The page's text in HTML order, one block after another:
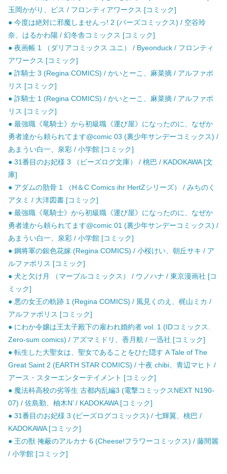
玉岡かがり、ビス / フロンティアワークス [コミック]
● 今度は絶対に邪魔しませんっ! 2 (バーズコミックス) / 空谷玲
奈、はるかわ陽 / 幻冬舎コミックス [コミック]
● 夜画帳 1 （ダリアコミックス ユニ） / Byeonduck / フロンティ
アワークス [コミック]
● 詐騎士 3 (Regina COMICS) / かいとーこ、麻菜摘 / アルファポ
リス [コミック]
● 詐騎士 1 (Regina COMICS) / かいとーこ、麻菜摘 / アルファポ
リス [コミック]
● 最強職《竜騎士》から初級職《運び屋》になったのに、なぜか
勇者達から頼られてます@comic 03 (裏少年サンデーコミックス) /
あまうい白一、泉彩 / 小学館 [コミック]
● 31番目のお妃様 3 （ビーズログ文庫） / 桃巴 / KADOKAWA [文
庫]
● アダムの肋骨 1 （H＆C Comics ihr HertZシリーズ） / みちのく
アタミ / 大洋図書 [コミック]
● 最強職《竜騎士》から初級職《運び屋》になったのに、なぜか
勇者達から頼られてます@comic 01 (裏少年サンデーコミックス) /
あまうい白一、泉彩 / 小学館 [コミック]
● 鋼将軍の銀色花嫁 (Regina COMICS) / 小桜けい、朝丘サキ / ア
ルファポリス [コミック]
● 犬と欠け月 （マーブルコミックス） / ウノハナ / 東京漫画社 [コ
ミック]
● 悪の女王の軌跡 1 (Regina COMICS) / 風見くのえ、梶山ミカ /
アルファポリス [コミック]
● にわか令嬢は王太子殿下の雇われ婚約者 vol. 1 (IDコミックス.
Zero-sum comics) / アズマミドリ、香月航 / 一迅社 [コミック]
● 転生した大聖女は、聖女であることをひた隠す A Tale of The
Great Saint 2 (EARTH STAR COMICS) / 十夜 chibi、青辺マヒト /
アース・スターエンターテイメント [コミック]
● 魔法科高校の劣等生 古都内乱編3 (電撃コミックスNEXT N190-
07) / 佐島勤、柚木N’ / KADOKAWA [コミック]
● 31番目のお妃様 3 (ビーズログコミックス) / 七輝翼、桃巴 /
KADOKAWA [コミック]
● 王の獣 掩蔽のアルカナ 6 (Cheese!フラワーコミックス) / 藤間麗
/ 小学館 [コミック]